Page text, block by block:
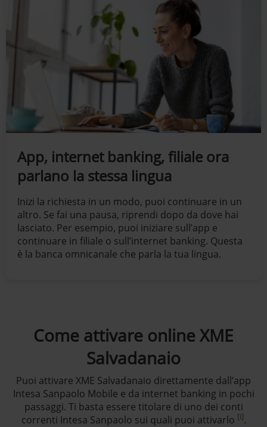
App, internet banking, filiale ora
parlano la stessa lingua
Inizi la richiesta in un modo, puoi continuare in un
altro. Se fai una pausa, riprendi dopo da dove hai
lasciato. Per esempio, puoi iniziare sull’app e
continuare in filiale o sull’internet banking. Questa
è la banca omnicanale che parla la tua lingua.​
Come attivare online XME
Salvadanaio
Puoi attivare XME Salvadanaio direttamente dall’app
Intesa Sanpaolo Mobile e da internet banking in pochi
passaggi. Ti basta essere titolare di uno dei conti
correnti Intesa Sanpaolo sui quali puoi attivarlo [i].